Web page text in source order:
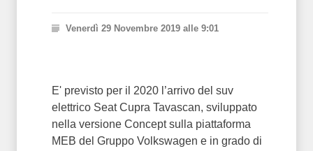
Venerdì 29 Novembre 2019 alle 9:01
E' previsto per il 2020 l’arrivo del suv
elettrico Seat Cupra Tavascan, sviluppato
nella versione Concept sulla piattaforma
MEB del Gruppo Volkswagen e in grado di